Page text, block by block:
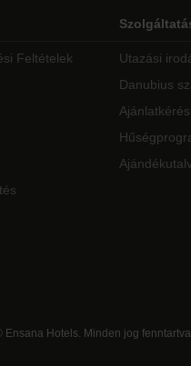
Feltételek
Utazási
Danubius
Ajánlatkérés
Ensana Hotels. Minden jog